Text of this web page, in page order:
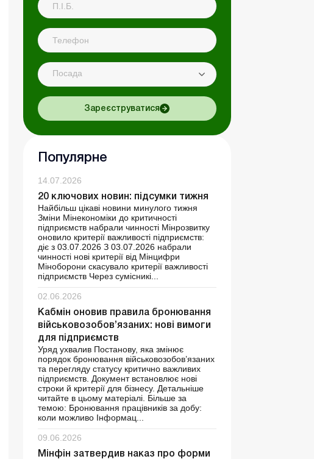
Посада
Зареєструватися
Популярне
14.07.2026
20 ключових новин: підсумки тижня
Найбільш цікаві новини минулого тижня
Зміни Мінекономіки до критичності
підприємств набрали чинності Мінрозвитку
оновило критерії важливості підприємств:
діє з 03.07.2026 З 03.07.2026 набрали
чинності нові критерії від Мінцифри
Міноборони скасувало критерії важливості
підприємств Через сумісникі...
02.06.2026
Кабмін оновив правила бронювання
військовозобов’язаних: нові вимоги
для підприємств
Уряд ухвалив Постанову, яка змінює
порядок бронювання військовозобов’язаних
та перегляду статусу критично важливих
підприємств. Документ встановлює нові
строки й критерії для бізнесу. Детальніше
читайте в цьому матеріалі. Більше за
темою: Бронювання працівників за добу:
коли можливо Інформац...
09.06.2026
Мінфін затвердив наказ про форми